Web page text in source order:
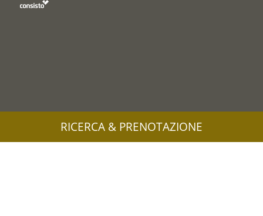
RICERCA & PRENOTAZIONE